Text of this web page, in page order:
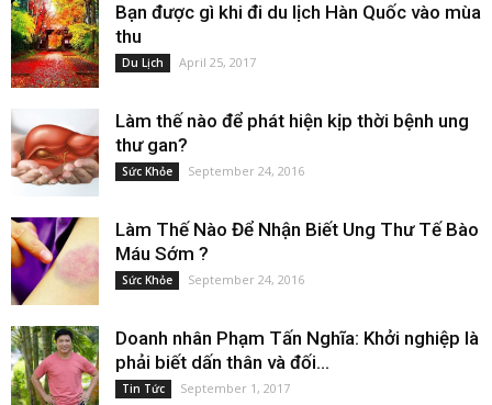
Bạn được gì khi đi du lịch Hàn Quốc vào mùa
thu
Du Lịch April 25, 2017
Làm thế nào để phát hiện kịp thời bệnh ung
thư gan?
Sức Khỏe September 24, 2016
Làm Thế Nào Để Nhận Biết Ung Thư Tế Bào
Máu Sớm ?
Sức Khỏe September 24, 2016
Doanh nhân Phạm Tấn Nghĩa: Khởi nghiệp là
phải biết dấn thân và đối...
Tin Tức September 1, 2017